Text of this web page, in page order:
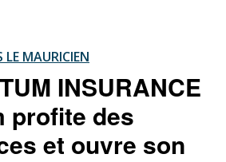
LE MAURICIEN
INSURANCE
profite des
et ouvre son